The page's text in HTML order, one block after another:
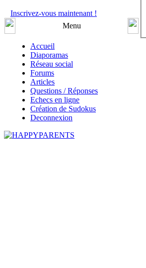
Inscrivez-vous maintenant !
Menu
Accueil
Diaporamas
Réseau social
Forums
Articles
Questions / Réponses
Echecs en ligne
Création de Sudokus
Deconnexion